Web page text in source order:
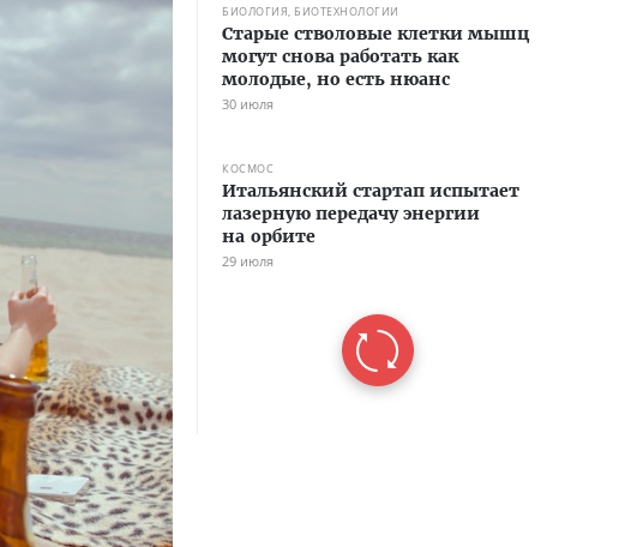
БИОЛОГИЯ, БИОТЕХНОЛОГИИ
Старые стволовые клетки мышц
могут снова работать как
молодые, но есть нюанс
30 июля
КОСМОС
Итальянский стартап испытает
лазерную передачу энергии
на орбите
29 июля